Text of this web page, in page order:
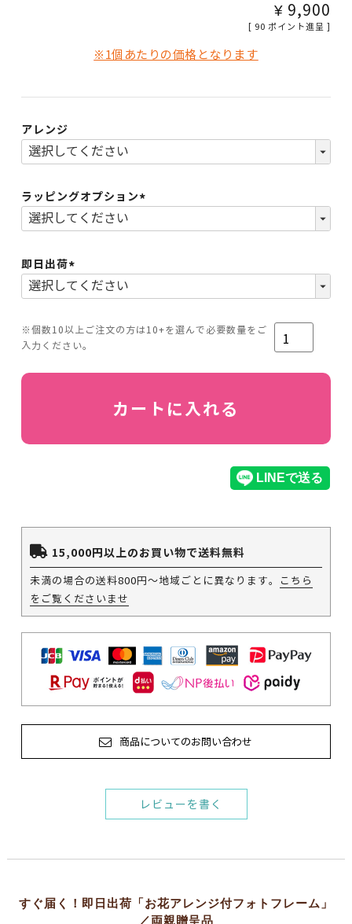
¥ 9,900
[ 90 ポイント進呈 ]
※1個あたりの価格となります
ラッピングオプション
即日出荷
(必
アレンジ
カートに入れる
15,000円以上のお買い物で送料無料
未満の場合の送料800円～地域ごとに異なります。
こちら
をご覧くださいませ
商品についてのお問い合わせ
レビューを書く
すぐ届く！即日出荷「お花アレンジ付フォトフレーム」
／両親贈呈品